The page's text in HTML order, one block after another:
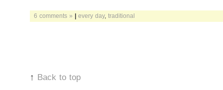
6 comments » | every day, traditional
↑ Back to top